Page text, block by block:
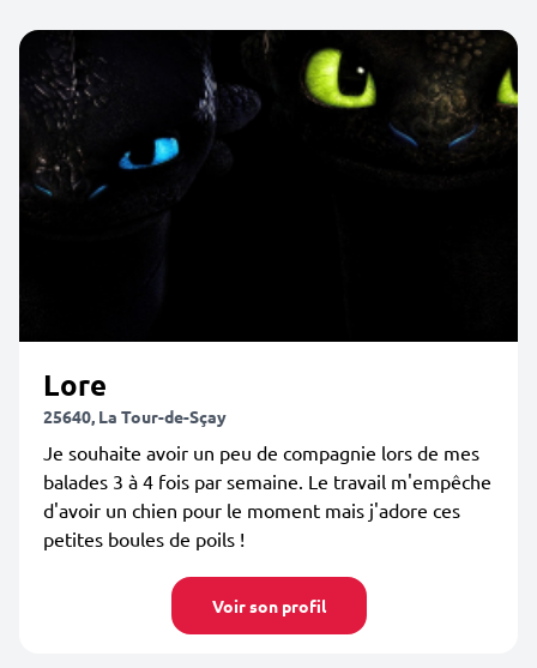
Lore
25640, La Tour-de-Sçay
Je souhaite avoir un peu de compagnie lors de mes
balades 3 à 4 fois par semaine. Le travail m'empêche
d'avoir un chien pour le moment mais j'adore ces
petites boules de poils !
Voir son profil